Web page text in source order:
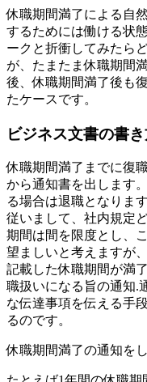
休職期間満了による自
するためには働ける状
ークと折衝してみたら
が、たまたま休職期間
後、休職期間満了後も
たケースです。
ビジネス文書の書
休職期間満了までに復
から通知書を出します
る場合は退職となりま
従いまして、社内規定
期間は間を限度とし、
望ましいと考えますが
記載した休職期間が満
職扱いになる旨の通知.
な伝達事項を伝える手
るのです。
休職期間満了の通知を